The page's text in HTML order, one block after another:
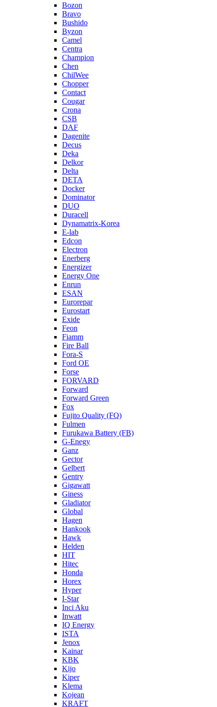
Bozon
Bravo
Bushido
Byzon
Camel
Centra
Champion
Chen
ChilWee
Chopper
Contact
Cougar
Crona
CSB
DAF
Dagenite
Decus
Deka
Delkor
Delta
DETA
Docker
Dominator
DUO
Duracell
Dynamatrix-Korea
E-lab
Edcon
Electron
Enerberg
Energizer
Energy One
Enrun
ESAN
Eurorepar
Eurostart
Exide
Feon
Fiamm
Fire Ball
Fora-S
Ford OE
Forse
FORVARD
Forward
Forward Green
Fox
Fujito Quality (FQ)
Fulmen
Furukawa Battery (FB)
G-Enegy
Ganz
Gector
Gelbert
Gentry
Gigawatt
Giness
Gladiator
Global
Hagen
Hankook
Hawk
Helden
HIT
Hitec
Honda
Horex
Hyper
I-Star
Inci Aku
Inwatt
IQ Energy
ISTA
Jenox
Kainar
KBK
Kijo
Kiper
Klema
Kojean
KRAFT